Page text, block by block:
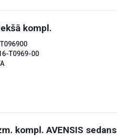
kompl.
T0969-00
kompl. AVENSIS sedans